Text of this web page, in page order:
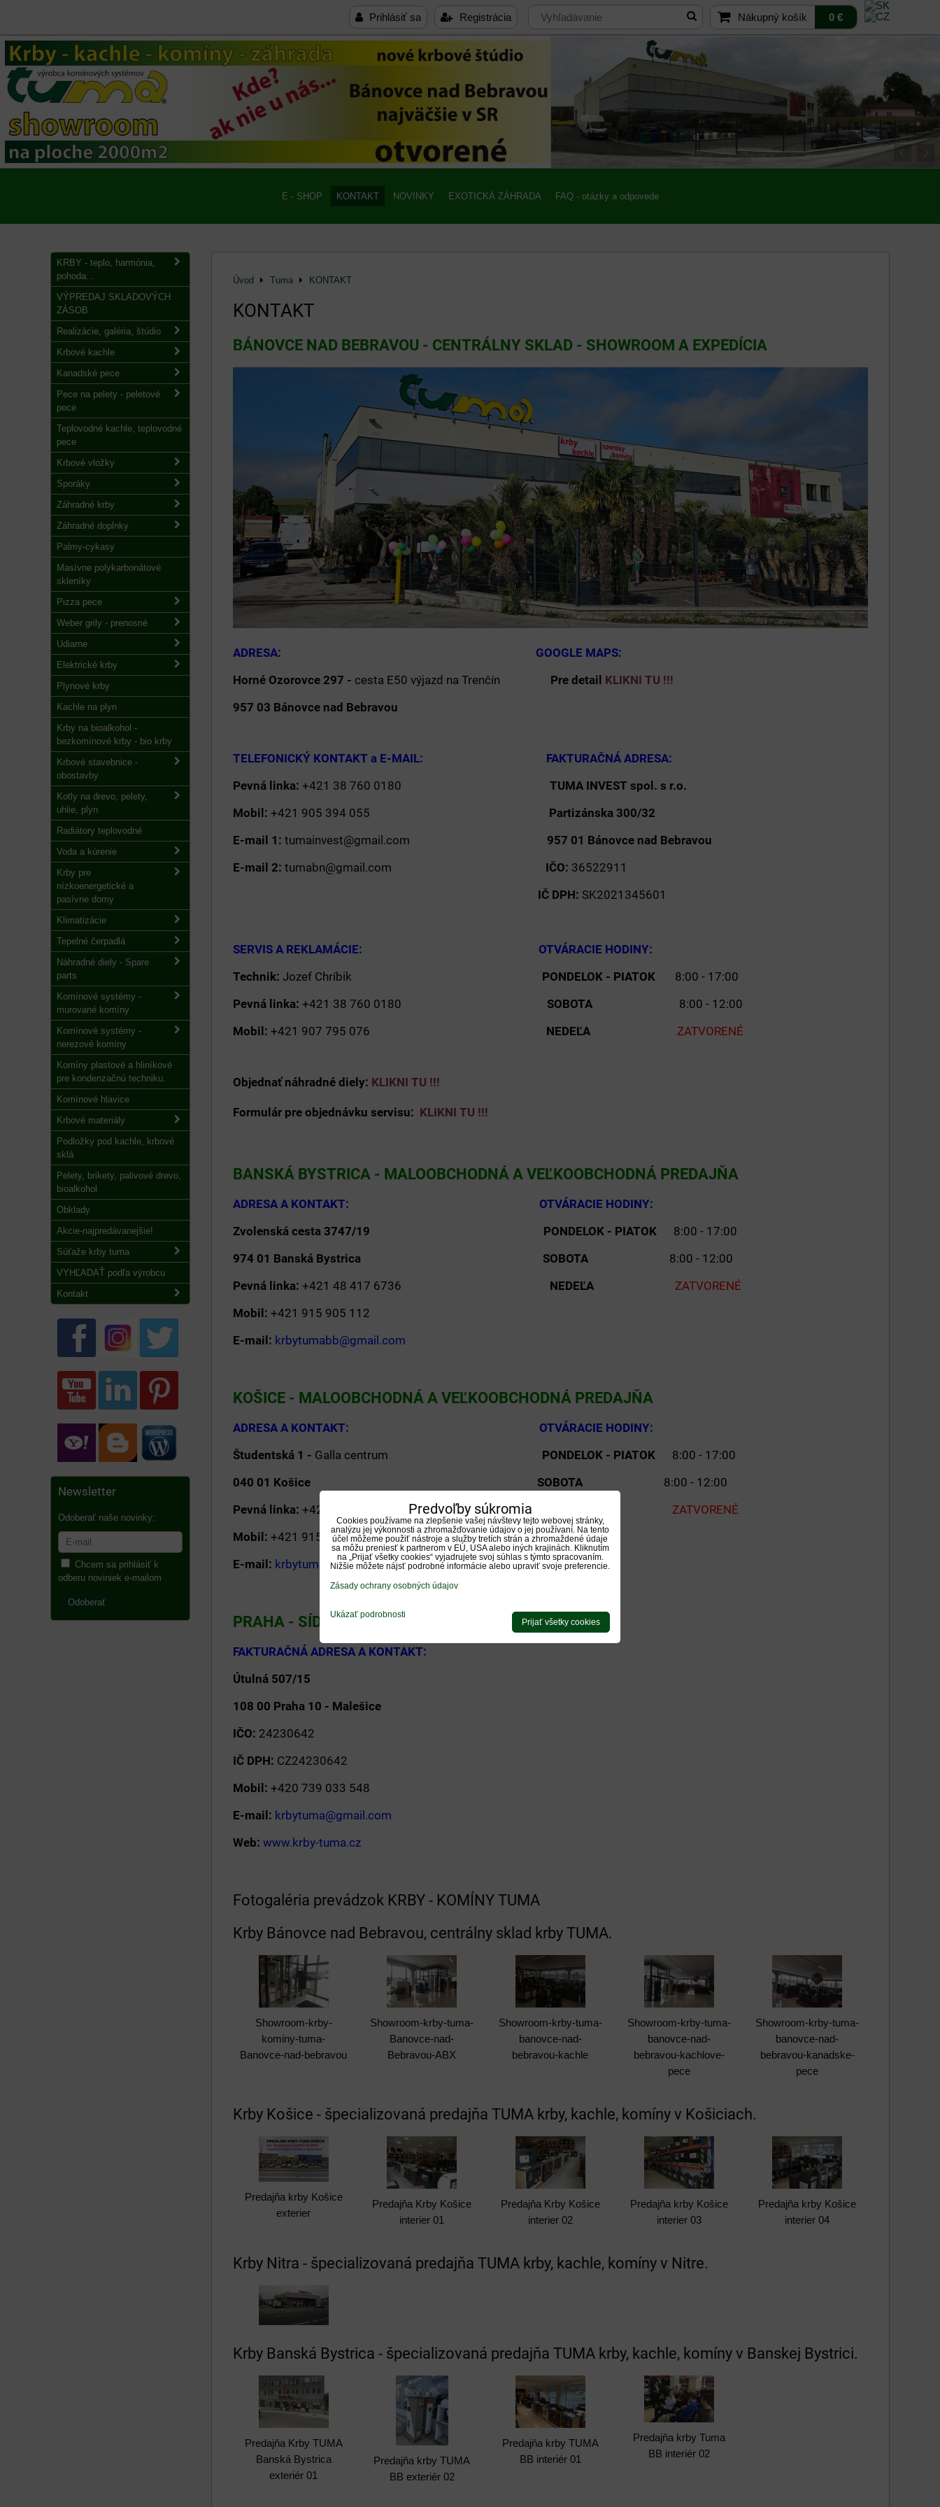
Prihlásiť sa Registrácia Nákupný košík 0 €
E - SHOP KONTAKT NOVINKY EXOTICKÁ ZÁHRADA FAQ - otázky a odpovede
Úvod Tuma KONTAKT
KONTAKT
BÁNOVCE NAD BEBRAVOU - CENTRÁLNY SKLAD - SHOWROOM A EXPEDÍCIA
ADRESA: GOOGLE MAPS:
Horné Ozorovce 297 - cesta E50 výjazd na Trenčín Pre detail KLIKNI TU !!!
957 03 Bánovce nad Bebravou
TELEFONICKÝ KONTAKT a E-MAIL: FAKTURAČNÁ ADRESA:
Pevná linka: +421 38 760 0180 TUMA INVEST spol. s r.o.
Mobil: +421 905 394 055 Partizánska 300/32
E-mail 1: tumainvest@gmail.com 957 01 Bánovce nad Bebravou
E-mail 2: tumabn@gmail.com IČO: 36522911
IČ DPH: SK2021345601
SERVIS A REKLAMÁCIE: OTVÁRACIE HODINY:
Technik: Jozef Chríbik PONDELOK - PIATOK 8:00 - 17:00
Pevná linka: +421 38 760 0180 SOBOTA 8:00 - 12:00
Mobil: +421 907 795 076 NEDEĽA ZATVORENÉ
Objednať náhradné diely: KLIKNI TU !!!
Formulár pre objednávku servisu: KLIKNI TU !!!
BANSKÁ BYSTRICA - MALOOBCHODNÁ A VEĽKOOBCHODNÁ PREDAJŇA
ADRESA A KONTAKT: OTVÁRACIE HODINY:
Zvolenská cesta 3747/19 PONDELOK - PIATOK 8:00 - 17:00
974 01 Banská Bystrica SOBOTA 8:00 - 12:00
Pevná linka: +421 48 417 6736 NEDEĽA ZATVORENÉ
Mobil: +421 915 905 112
E-mail: krbytumabb@gmail.com
KOŠICE - MALOOBCHODNÁ A VEĽKOOBCHODNÁ PREDAJŇA
ADRESA A KONTAKT: OTVÁRACIE HODINY:
Študentská 1 - Galla centrum PONDELOK - PIATOK 8:00 - 17:00
040 01 Košice SOBOTA 8:00 - 12:00
Pevná linka: +421 55 671 1287 ZATVORENÉ
Mobil: +421 915 147 170
E-mail: krbytumake@gmail.com
PRAHA - SÍDLO FIRMY
FAKTURAČNÁ ADRESA A KONTAKT:
Útulná 507/15
108 00 Praha 10 - Malešice
IČO: 24230642
IČ DPH: CZ24230642
Mobil: +420 739 033 548
E-mail: krbytuma@gmail.com
Web: www.krby-tuma.cz
Fotogaléria prevádzok KRBY - KOMÍNY TUMA
Krby Bánovce nad Bebravou, centrálny sklad krby TUMA.
Showroom-krby-
kominy-tuma-
Banovce-nad-bebravou
Showroom-krby-tuma-
Banovce-nad-
Bebravou-ABX
Showroom-krby-tuma-
banovce-nad-
bebravou-kachle
Showroom-krby-tuma-
banovce-nad-
bebravou-kachlove-
pece
Showroom-krby-tuma-
banovce-nad-
bebravou-kanadske-
pece
Krby Košice - špecializovaná predajňa TUMA krby, kachle, komíny v Košiciach.
Predajňa krby Košice
exterier
Predajňa Krby Košice
interier 01
Predajňa Krby Košice
interier 02
Predajňa krby Košice
interier 03
Predajňa krby Košice
interier 04
Krby Nitra - špecializovaná predajňa TUMA krby, kachle, komíny v Nitre.
Krby Banská Bystrica - špecializovaná predajňa TUMA krby, kachle, komíny v Banskej Bystrici.
Predajňa Krby TUMA
Banská Bystrica
exteriér 01
Predajňa krby TUMA
BB exteriér 02
Predajňa krby TUMA
BB interiér 01
Predajňa krby Tuma
BB interiér 02
KRBY - teplo, harmónia,
pohoda...
VÝPREDAJ SKLADOVÝCH
ZÁSOB
Realizácie, galéria, štúdio
Krbové kachle
Kanadské pece
Pece na pelety - peletové
pece
Teplovodné kachle, teplovodné
pece
Krbové vložky
Sporáky
Záhradné krby
Záhradné doplnky
Palmy-cykasy
Masívne polykarbonátové
skleníky
Pizza pece
Weber grily - prenosné
Udiarne
Elektrické krby
Plynové krby
Kachle na plyn
Krby na bioalkohol -
bezkomínové krby - bio krby
Krbové stavebnice -
obostavby
Kotly na drevo, pelety,
uhlie, plyn
Radiátory teplovodné
Voda a kúrenie
Krby pre
nízkoenergetické a
pasívne domy
Klimatizácie
Tepelné čerpadlá
Náhradné diely - Spare
parts
Komínové systémy -
murované komíny
Komínové systémy -
nerezové komíny
Komíny plastové a hliníkové
pre kondenzačnú techniku.
Komínové hlavice
Krbové materiály
Podložky pod kachle, krbové
sklá
Pelety, brikety, palivové drevo,
bioalkohol
Obklady
Akcie-najpredávanejšie!
Súťaže krby tuma
VYHĽADAŤ podľa výrobcu
Kontakt
Newsletter
Odoberať naše novinky:
Chcem sa prihlásiť k
odberu noviniek e-mailom
Odoberať
Predvoľby súkromia
Cookies používame na zlepšenie vašej návštevy tejto webovej stránky,
analýzu jej výkonnosti a zhromažďovanie údajov o jej používaní. Na tento
účel môžeme použiť nástroje a služby tretích strán a zhromaždené údaje
sa môžu preniesť k partnerom v EÚ, USA alebo iných krajinách. Kliknutím
na „Prijať všetky cookies“ vyjadrujete svoj súhlas s týmto spracovaním.
Nižšie môžete nájsť podrobné informácie alebo upraviť svoje preferencie.
Zásady ochrany osobných údajov
Ukázať podrobnosti
Prijať všetky cookies